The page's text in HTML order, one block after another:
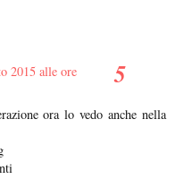
2015 alle ore
ora lo vedo anche nella